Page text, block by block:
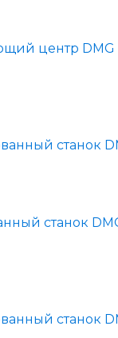
центр DMG
станок